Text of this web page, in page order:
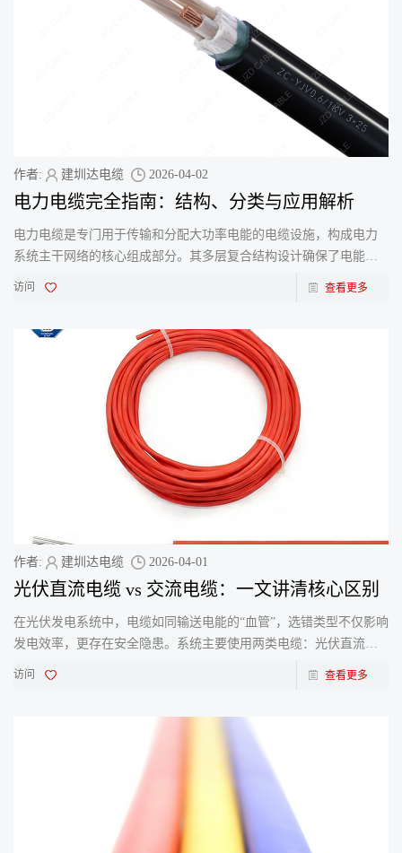
作者: 建圳达电缆 2026-04-02
电力电缆完全指南：结构、分类与应用解析
电力电缆是专门用于传输和分配大功率电能的电缆设施，构成电力
系统主干网络的核心组成部分。其多层复合结构设计确保了电能的
长距离稳定输送与安全分配，广泛应用于城市地下电网、发电
访问 查看更多
作者: 建圳达电缆 2026-04-01
光伏直流电缆 vs 交流电缆：一文讲清核心区别
在光伏发电系统中，电缆如同输送电能的“血管”，选错类型不仅影响
发电效率，更存在安全隐患。系统主要使用两类电缆：光伏直流电
访问 查看更多